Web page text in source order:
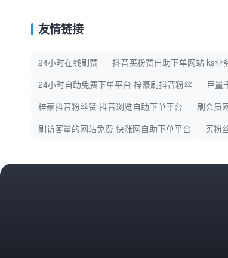
友情链接
24小时在线刷赞 抖音买粉赞自助下单网站 ks业
24小时自助免费下单平台 梓豪刷抖音粉丝
巨量
梓豪抖音粉丝赞 抖音浏览自助下单平台
刷会员
刷访客量的网站免费 快涨网自助下单平台
买粉